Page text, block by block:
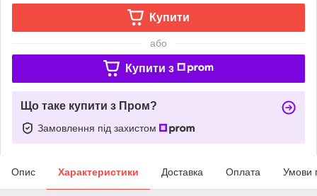
Купити
або
Купити з
Що таке купити з Пром?
Замовлення під захистом
Опис Характеристики Доставка Оплата Умови